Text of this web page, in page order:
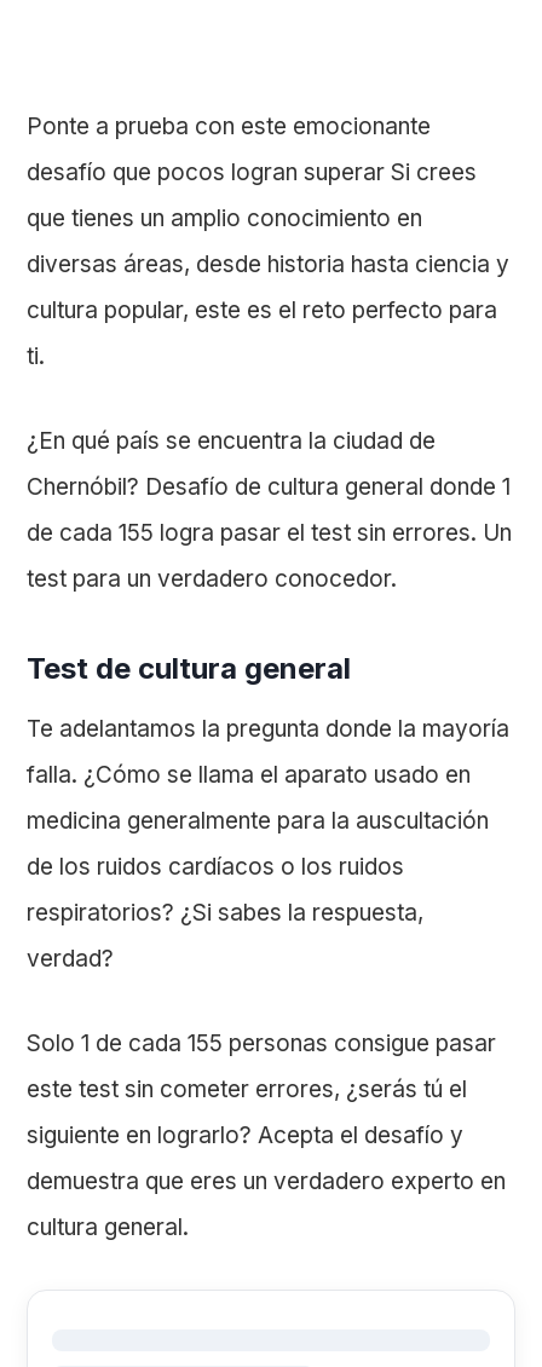
Ponte a prueba con este emocionante
desafío que pocos logran superar Si crees
que tienes un amplio conocimiento en
diversas áreas, desde historia hasta ciencia y
cultura popular, este es el reto perfecto para
ti.
¿En qué país se encuentra la ciudad de
Chernóbil? Desafío de cultura general donde 1
de cada 155 logra pasar el test sin errores. Un
test para un verdadero conocedor.
Test de cultura general
Te adelantamos la pregunta donde la mayoría
falla. ¿Cómo se llama el aparato usado en
medicina generalmente para la auscultación
de los ruidos cardíacos o los ruidos
respiratorios? ¿Si sabes la respuesta,
verdad?
Solo 1 de cada 155 personas consigue pasar
este test sin cometer errores, ¿serás tú el
siguiente en lograrlo? Acepta el desafío y
demuestra que eres un verdadero experto en
cultura general.